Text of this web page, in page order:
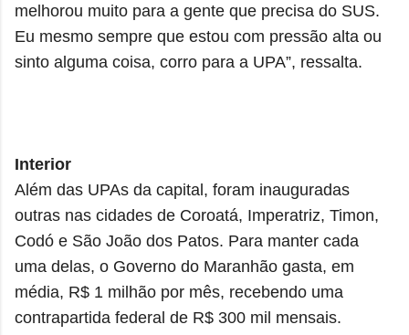
melhorou muito para a gente que precisa do SUS.
Eu mesmo sempre que estou com pressão alta ou
sinto alguma coisa, corro para a UPA”, ressalta.
Interior
Além das UPAs da capital, foram inauguradas
outras nas cidades de Coroatá, Imperatriz, Timon,
Codó e São João dos Patos. Para manter cada
uma delas, o Governo do Maranhão gasta, em
média, R$ 1 milhão por mês, recebendo uma
contrapartida federal de R$ 300 mil mensais.